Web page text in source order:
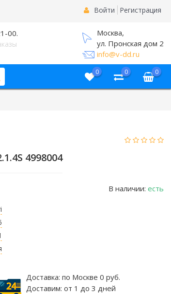
Войти Регистрация
00.
Москва,
ул. Пронская дом 2
info@v-dd.ru
0 0 0
4998004
В наличии: есть
Доставка: по Москве 0 руб.
Доставим: от 1 до 3 дней